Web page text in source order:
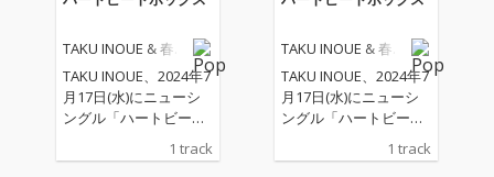
TAKU INOUE & 春野
TAKU INOUE、2024年7
月17日(水)にニューシ
ングル「ハートビート
ス。 次世代シンガー・
1 track
TAKU INOUE & 春野
TAKU INOUE、2024年7
月17日(水)にニューシ
ングル「ハートビート
ス。 次世代シンガー・
1 track